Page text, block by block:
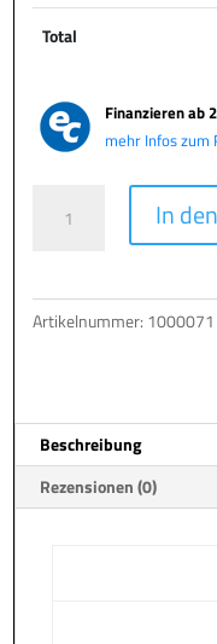
Total
Finanzieren ab
mehr Infos zum
Menge
In
Artikelnummer: 1000071
Beschreibung
Rezensionen (0)